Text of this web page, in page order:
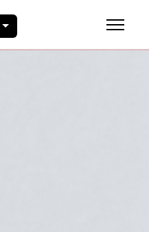
Ouvrir/